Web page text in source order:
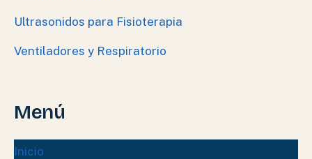
Ultrasonidos para Fisioterapia
Ventiladores y Respiratorio
Menú
Inicio